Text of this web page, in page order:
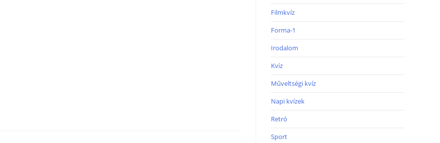
Filmkvíz
Forma-1
Irodalom
Kvíz
Műveltségi kvíz
Napi kvízek
Retró
Sport